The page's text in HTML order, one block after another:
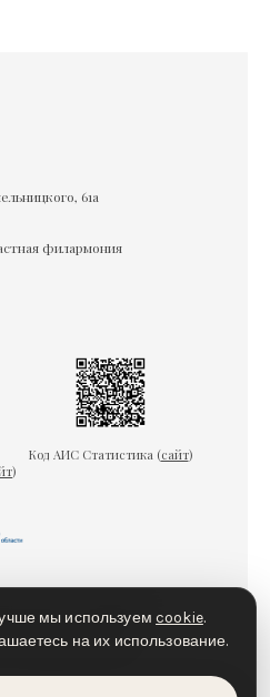
61а
филармония
)
Код АИС Статистика (сайт)
соглашение
Политика cookies
мы используемcookie.
на их использование.